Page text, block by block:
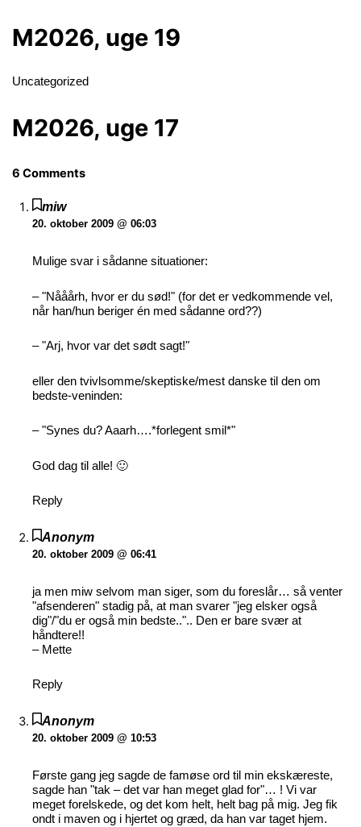
M2026, uge 19
Uncategorized
M2026, uge 17
6 Comments
miw
20. oktober 2009 @ 06:03
Mulige svar i sådanne situationer:
– "Nååårh, hvor er du sød!" (for det er vedkommende vel,
når han/hun beriger én med sådanne ord??)
– "Arj, hvor var det sødt sagt!"
eller den tvivlsomme/skeptiske/mest danske til den om
bedste-veninden:
– "Synes du? Aaarh….*forlegent smil*"
God dag til alle! 🙂
Reply
Anonym
20. oktober 2009 @ 06:41
ja men miw selvom man siger, som du foreslår… så venter
"afsenderen" stadig på, at man svarer "jeg elsker også
dig"/"du er også min bedste..".. Den er bare svær at
håndtere!!
– Mette
Reply
Anonym
20. oktober 2009 @ 10:53
Første gang jeg sagde de famøse ord til min ekskæreste,
sagde han "tak – det var han meget glad for"… ! Vi var
meget forelskede, og det kom helt, helt bag på mig. Jeg fik
ondt i maven og i hjertet og græd, da han var taget hjem.